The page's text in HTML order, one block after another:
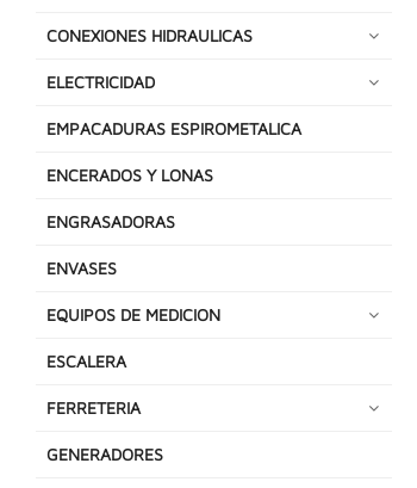
CONEXIONES HIDRAULICAS
ELECTRICIDAD
EMPACADURAS ESPIROMETALICA
ENCERADOS Y LONAS
ENGRASADORAS
ENVASES
EQUIPOS DE MEDICION
ESCALERA
FERRETERIA
GENERADORES